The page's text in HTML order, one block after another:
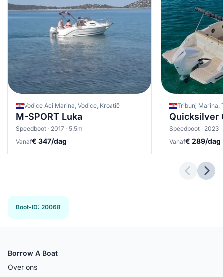
Vodice Aci Marina, Vodice, Kroatië
M-SPORT Luka
Speedboot · 2017 · 5.5m
Vanaf€ 347/dag
Tribunj Marina,
Quicksilver
Speedboot · 2023
Vanaf€ 289/dag
Boot-ID: 20068
Borrow A Boat
Over ons